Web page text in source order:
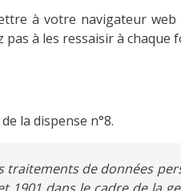
à votre navigateur web
à les ressaisir à chaque
la dispense n°8.
traitements de données